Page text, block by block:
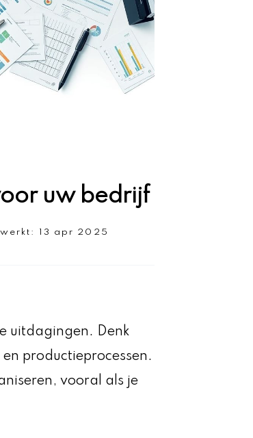
uw bedrijf
13 apr 2025
uitdagingen. Denk
productieprocessen.
vooral als je